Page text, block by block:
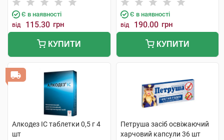
Є в наявності
від 115.30 грн
КУПИТИ
Є в наявності
від 190.00 грн
КУПИТИ
Алкодез IC таблетки 0,5 г 4
шт
Петруша засіб освіжаючий
харчовий капсули 36 шт